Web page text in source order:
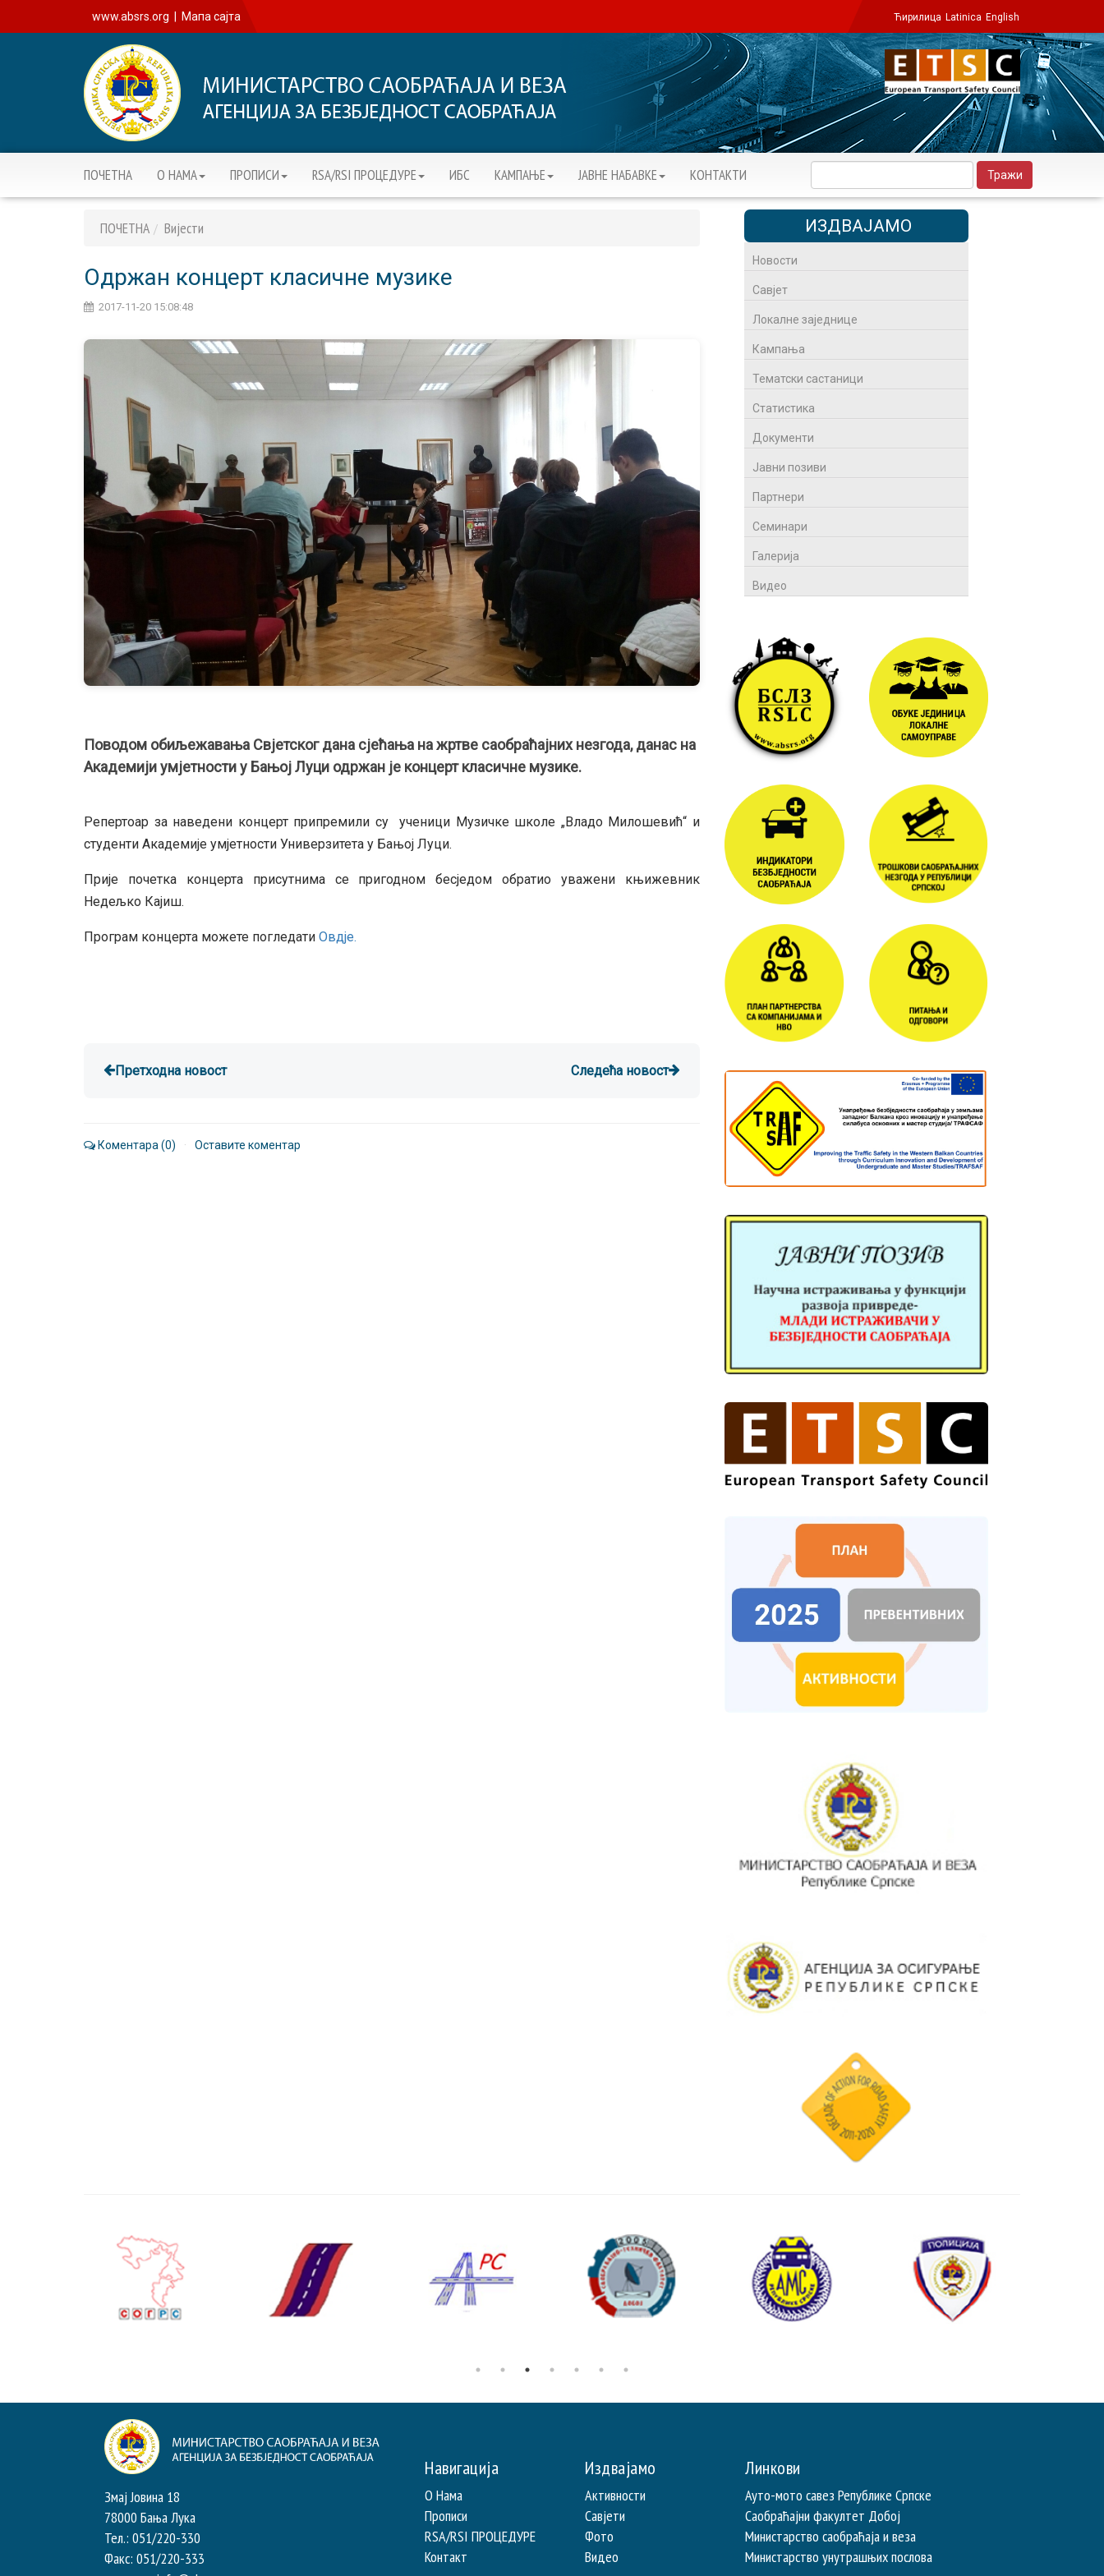
www.absrs.org Мапа сајта Ћирилица Latinica English
ПОЧЕТНА О НАМА ПРОПИСИ RSA/RSI ПРОЦЕДУРЕ ИБС KАМПАЊЕ ЈАВНЕ НАБАВКЕ КОНТАКТИ
ПОЧЕТНА Вијести
Одржан концерт класичне музике
2017-11-20 15:08:48
Поводом обиљежавања Свјетског дана сјећања на жртве саобраћајних незгода, данас на
Академији умјетности у Бањој Луци одржан је концерт класичне музике.
Репертоар за наведени концерт припремили су ученици Музичке школе „Владо Милошевић“ и
студенти Академије умјетности Универзитета у Бањој Луци.
Прије почетка концерта присутнима се пригодном бесједом обратио уважени књижевник
Недељко Кајиш.
Програм концерта можете погледати Овдје.
Претходна новост Следећа новост
Коментара (0) · Оставите коментар
ИЗДВАЈАМО
Новости
Савјет
Локалне заједнице
Кампања
Тематски састаници
Статистика
Документи
Јавни позиви
Партнери
Семинари
Галерија
Видео
Змај Јовина 18
78000 Бања Лука
Тел.: 051/220-330
Факс: 051/220-333
Навигација
О Нама
Прописи
RSA/RSI ПРОЦЕДУРЕ
Контакт
Издвајамо
Активности
Савјети
Фото
Видео
Линкови
Ауто-мото савез Републике Српске
Саобраћајни факултет Добој
Министарство саобраћаја и веза
Министарство унутрашњих послова